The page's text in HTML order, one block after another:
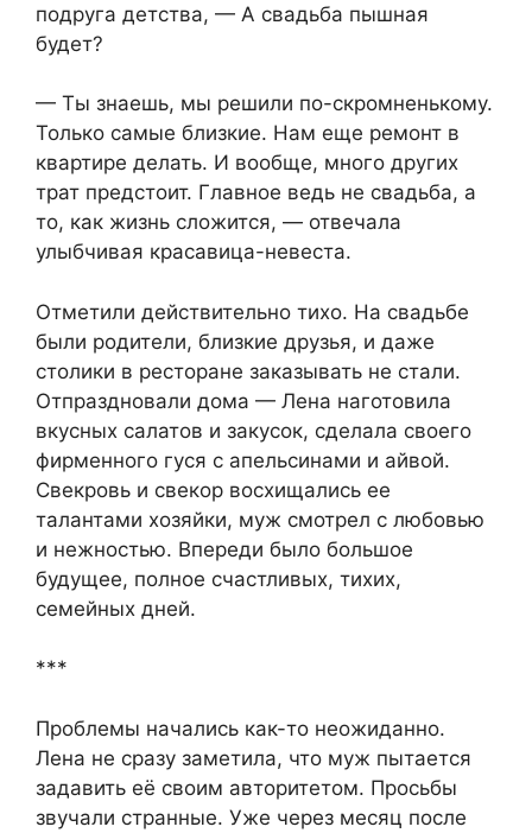
подруга детства, — А свадьба пышная
будет?
— Ты знаешь, мы решили по-скромненькому.
Только самые близкие. Нам еще ремонт в
квартире делать. И вообще, много других
трат предстоит. Главное ведь не свадьба, а
то, как жизнь сложится, — отвечала
улыбчивая красавица-невеста.
Отметили действительно тихо. На свадьбе
были родители, близкие друзья, и даже
столики в ресторане заказывать не стали.
Отпраздновали дома — Лена наготовила
вкусных салатов и закусок, сделала своего
фирменного гуся с апельсинами и айвой.
Свекровь и свекор восхищались ее
талантами хозяйки, муж смотрел с любовью
и нежностью. Впереди было большое
будущее, полное счастливых, тихих,
семейных дней.
***
Проблемы начались как-то неожиданно.
Лена не сразу заметила, что муж пытается
задавить её своим авторитетом. Просьбы
звучали странные. Уже через месяц после